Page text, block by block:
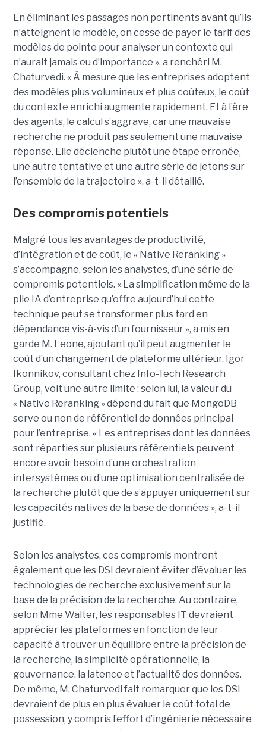
En éliminant les passages non pertinents avant qu’ils
n’atteignent le modèle, on cesse de payer le tarif des
modèles de pointe pour analyser un contexte qui
n’aurait jamais eu d’importance », a renchéri M.
Chaturvedi. « À mesure que les entreprises adoptent
des modèles plus volumineux et plus coûteux, le coût
du contexte enrichi augmente rapidement. Et à l’ère
des agents, le calcul s’aggrave, car une mauvaise
recherche ne produit pas seulement une mauvaise
réponse. Elle déclenche plutôt une étape erronée,
une autre tentative et une autre série de jetons sur
l’ensemble de la trajectoire », a-t-il détaillé.
Des compromis potentiels
Malgré tous les avantages de productivité,
d’intégration et de coût, le « Native Reranking »
s’accompagne, selon les analystes, d’une série de
compromis potentiels. « La simplification même de la
pile IA d’entreprise qu’offre aujourd’hui cette
technique peut se transformer plus tard en
dépendance vis-à-vis d’un fournisseur », a mis en
garde M. Leone, ajoutant qu’il peut augmenter le
coût d’un changement de plateforme ultérieur. Igor
Ikonnikov, consultant chez Info-Tech Research
Group, voit une autre limite : selon lui, la valeur du
« Native Reranking » dépend du fait que MongoDB
serve ou non de référentiel de données principal
pour l’entreprise. « Les entreprises dont les données
sont réparties sur plusieurs référentiels peuvent
encore avoir besoin d’une orchestration
intersystèmes ou d’une optimisation centralisée de
la recherche plutôt que de s’appuyer uniquement sur
les capacités natives de la base de données », a-t-il
justifié.
Selon les analystes, ces compromis montrent
également que les DSI devraient éviter d’évaluer les
technologies de recherche exclusivement sur la
base de la précision de la recherche. Au contraire,
selon Mme Walter, les responsables IT devraient
apprécier les plateformes en fonction de leur
capacité à trouver un équilibre entre la précision de
la recherche, la simplicité opérationnelle, la
gouvernance, la latence et l’actualité des données.
De même, M. Chaturvedi fait remarquer que les DSI
devraient de plus en plus évaluer le coût total de
possession, y compris l’effort d’ingénierie nécessaire